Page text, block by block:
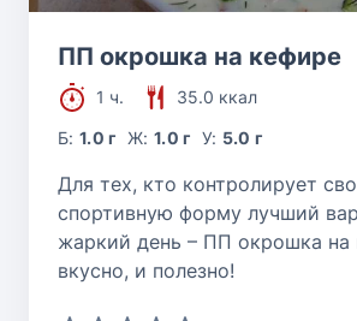
ПП окрошка на кефире
1 ч.
35.0 ккал
Б:1.0 г Ж: 1.0 г У: 5.0 г
Для тех, кто контролирует
спортивную форму лучший
жаркий день – ПП окрошка на
вкусно, и полезно!